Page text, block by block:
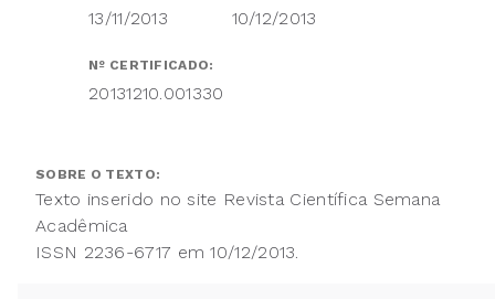
13/11/2013 10/12/2013
Nº CERTIFICADO:
20131210.001330
SOBRE O TEXTO:
Texto inserido no site Revista Científica Semana
Acadêmica
ISSN 2236-6717 em 10/12/2013.